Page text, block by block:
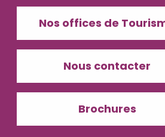
Nos offices de
Nous contacter
Brochures